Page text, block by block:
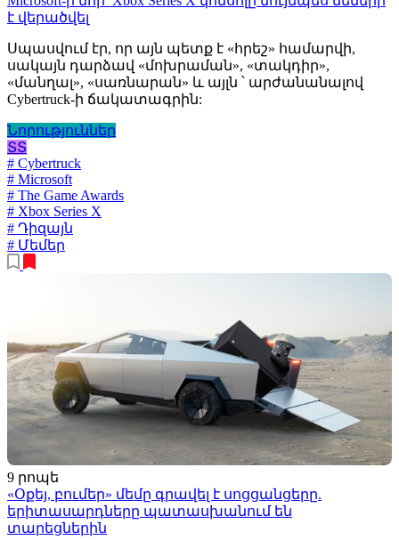
է վերածվել
Սպասվում էր, որ այն պետք է «հրեշ» համարվի,
սակայն դարձավ «մոխրաման», «տակդիր»,
«մանղալ», «սառնարան» և այլն ՝ արժանանալով
Cybertruck-ի ճակատագրին:
Նորություններ
ՏՏ
# Cybertruck
# Microsoft
# The Game Awards
# Xbox Series X
# Դիզայն
# Մեմեր
9 րոպե
«Օքեյ, բումեր» մեմը գրավել է սոցցանցերը.
երիտասարդները պատասխանում են
տարեցներին